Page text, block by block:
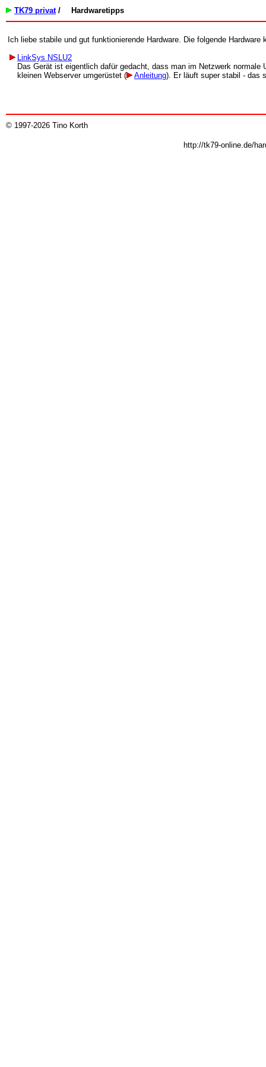
TK79 privat/ Hardwaretipps
Ich liebe stabile und gut funktionierende Hardware. Die folgende Hardware
LinkSys NSLU2
Das Gerät ist eigentlich dafür gedacht, dass man im Netzwerk
kleinen Webserver umgerüstet (
Anleitung). Er läuft super stabil - das
© 1997-2026 Tino Korth
http://tk79-online.de/